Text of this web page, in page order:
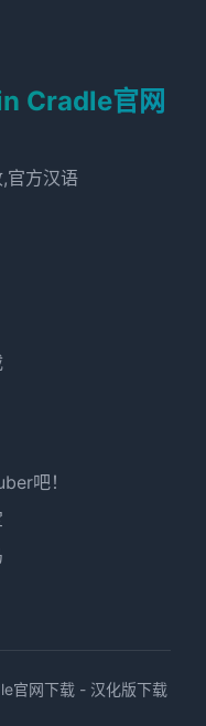
Cradle官网
官方汉语
吧！
官网下载 - 汉化版下载